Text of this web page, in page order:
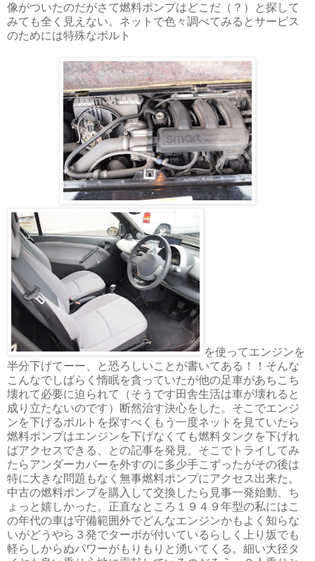
像がついたのだがさて燃料ポンプはどこだ（？）と探して
みても全く見えない。ネットで色々調べてみるとサービス
のためには特殊なボルト
を使ってエンジンを
半分下げてーー、と恐ろしいことが書いてある！！そんな
こんなでしばらく惰眠を貪っていたが他の足車があちこち
壊れて必要に迫られて（そうです田舎生活は車が壊れると
成り立たないのです）断然治す決心をした。そこでエンジ
ンを下げるボルトを探すべくもう一度ネットを見ていたら
燃料ポンプはエンジンを下げなくても燃料タンクを下げれ
ばアクセスできる、との記事を発見、そこでトライしてみ
たらアンダーカバーを外すのに多少手こずったがその後は
特に大きな問題もなく無事燃料ポンプにアクセス出来た。
中古の燃料ポンプを購入して交換したら見事一発始動、ち
ょっと嬉しかった。正直なところ１９４９年型の私にはこ
の年代の車は守備範囲外でどんなエンジンかもよく知らな
いがどうやら３発でターボが付いているらしく上り坂でも
軽らしからぬパワーがもりもりと湧いてくる。細い大径タ